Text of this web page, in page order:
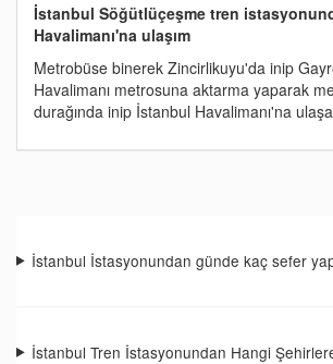
İstanbul Söğütlüçeşme tren
Havalimanı'na ulaşım
Metrobüse binerek Zincirlikuyu'da inip
Havalimanı metrosuna aktarma yaparak
durağında inip İstanbul Havalimanı'na
İstanbul İstasyonundan günde kaç sefer
İstanbul Tren İstasyonundan Hangi